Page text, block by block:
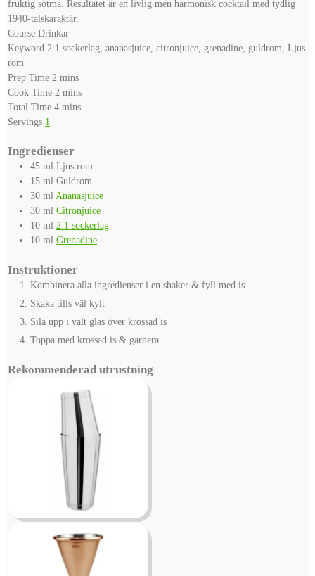
fruktig sötma. Resultatet är en livlig men harmonisk cocktail med tydlig
1940-talskaraktär.
Course Drinkar
Keyword 2:1 sockerlag, ananasjuice, citronjuice, grenadine, guldrom, Ljus
rom
Prep Time 2 minutes
mins
Cook Time 2 minutes
mins
Total Time 4minutes
mins
Servings 1
Ingredienser
45 ml Ljus rom
15 ml Guldrom
30 mlAnanasjuice
30 ml Citronjuice
10 ml 2:1 sockerlag
10 ml Grenadine
Instruktioner
Kombinera alla ingredienser i en shaker & fyll med is
Skaka tills väl kylt
Sila upp i valt glas över krossad is
Toppa med krossad is & garnera
Rekommenderad utrustning